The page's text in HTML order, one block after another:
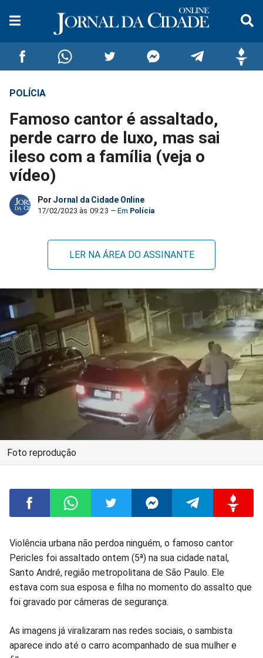
Compartilhar
no
Facebook
Compartilhar
no
Whatsapp
no
Twitter
no
Messenger
no
Telegram
POLÍCIA
Famoso cantor é assaltado,
perde carro de luxo, mas sai
ileso com a família (veja o
vídeo)
Por Jornal da Cidade Online
17/02/2023 às 09:23 Polícia
LER NA ÁREA DO ASSINANTE
Foto reprodução
Compartilhar
no
Facebook
Compartilhar
no
Whatsapp
Compartilhar
no
Twitter
Compartilhar
no
Messenger
Compartilhar
no
Violência urbana não perdoa ninguém, o famoso cantor
Pericles foi assaltado ontem (5ª) na sua cidade natal,
Santo André, região metropolitana de São Paulo. Ele
estava com sua esposa e filha no momento do assalto que
foi gravado por câmeras de segurança.
As imagens já viralizaram nas redes sociais, o sambista
aparece indo até o carro acompanhado de sua mulher e